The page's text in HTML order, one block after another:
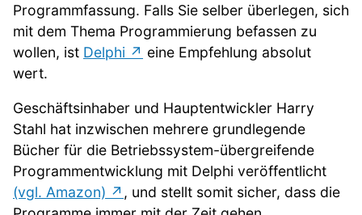
Programmfassung. Falls Sie selber überlegen, sich
mit dem Thema Programmierung befassen zu
wollen, ist Delphi
eine Empfehlung absolut
wert.
Geschäftsinhaber und Hauptentwickler Harry
Stahl hat inzwischen mehrere grundlegende
Bücher für die Betriebssystem-übergreifende
Programmentwicklung mit Delphi veröffentlicht
(vgl. Amazon)
, und stellt somit sicher, dass die